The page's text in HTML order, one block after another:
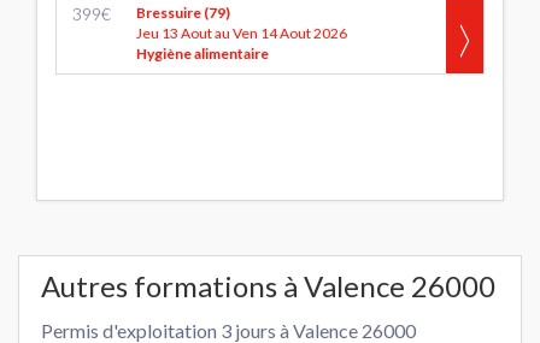
399€
Bressuire (79)
Jeu 13 Aout au Ven 14 Aout 2026
Hygiène alimentaire
Autres formations à Valence 26000
Permis d'exploitation 3 jours à Valence 26000